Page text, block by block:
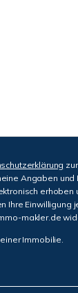
Angaben und
erhoben
Ihre Einwilligung
makler.de
Immobilie.